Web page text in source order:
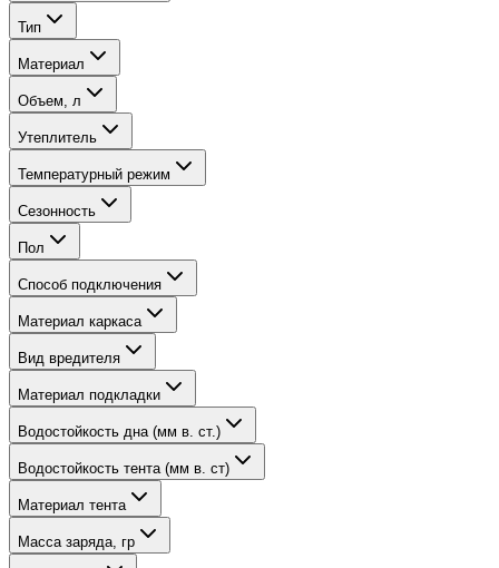
Тип
Материал
Объем, л
Утеплитель
Температурный режим
Сезонность
Пол
Способ подключения
Материал каркаса
Вид вредителя
Материал подкладки
Водостойкость дна (мм в. ст.)
Водостойкость тента (мм в. ст)
Материал тента
Масса заряда, гр